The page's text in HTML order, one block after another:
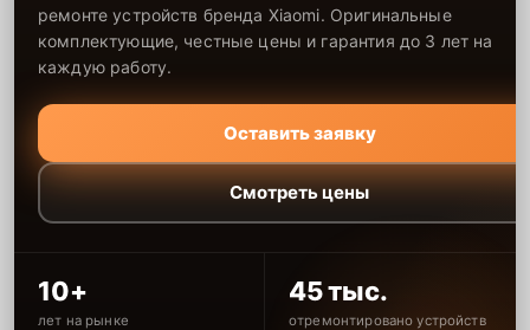
ремонте устройств бренда Xiaomi. Оригинальные
комплектующие, честные цены и гарантия до 3 лет на
каждую работу.
Оставить заявку
Смотреть цены
10+
лет на рынке
45 тыс.
отремонтировано устройств